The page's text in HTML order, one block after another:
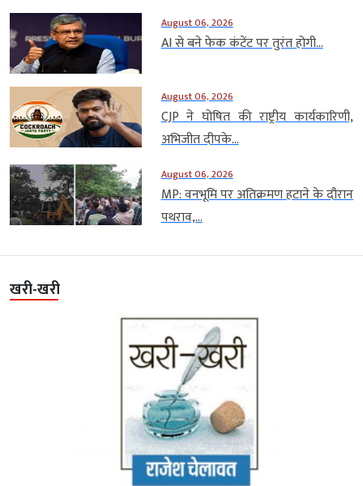
August 06, 2026
AI से बने फेक कंटेंट पर तुरंत होगी...
August 06, 2026
CJP ने घोषित की राष्ट्रीय कार्यकारिणी,
अभिजीत दीपके...
August 06, 2026
MP: वनभूमि पर अतिक्रमण हटाने के दौरान
पथराव,...
खरी-खरी